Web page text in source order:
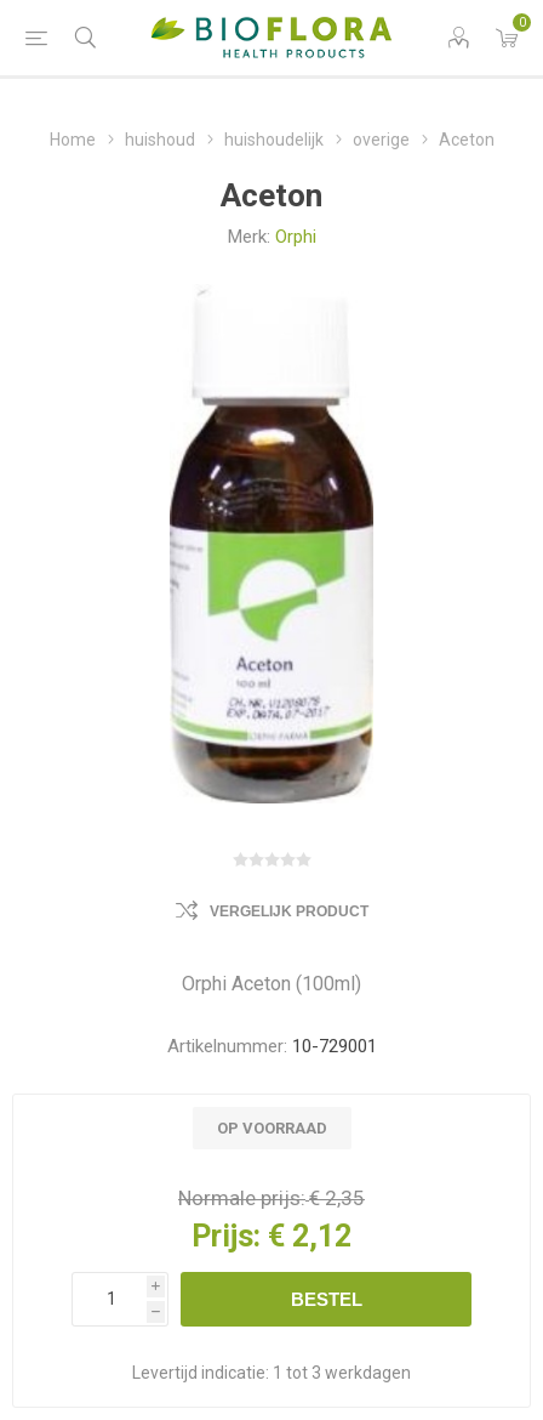
0
Home huishoud huishoudelijk overige Aceton
Aceton
Merk: Orphi
VERGELIJK PRODUCT
Orphi Aceton (100ml)
Artikelnummer: 10-729001
OP VOORRAAD
Normale prijs:€ 2,35
Prijs: € 2,12
i
h
BESTEL
Levertijd indicatie: 1 tot 3 werkdagen